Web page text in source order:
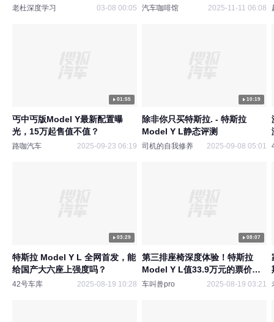
老杜深度学习 03-08 00:05
同时离职 2025年特斯拉离职高管
汽车咖啡馆 2025-11-11 06:08
01:55
丐中丐版Model Y最新配置曝
光，15万起售值不值？
路咖汽车 2025-09-23 06:19
10:19
除非你只买特斯拉. - 特斯拉
Model Y L静态评测
司机的自我修养 2025-09-08 05:01
03:29
特斯拉 Model Y L 全网首发，能
给国产大六座上强度吗？
42号车库 2025-08-19 10:28
08:07
第三排座椅深度体验！特斯拉
Model Y L值33.9万元的票价
吗？
车叫兽pro 2025-08-19 03:21